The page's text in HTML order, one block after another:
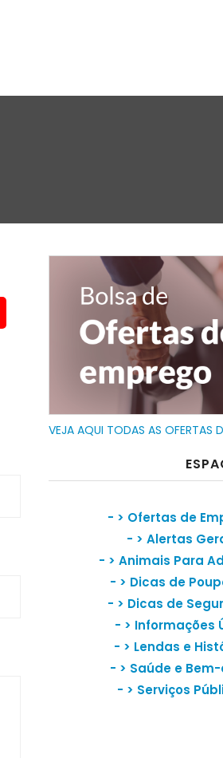
VEJA AQUI TODAS AS OFERTAS
- > Ofertas de
- > Alertas
- > Animais Para
- > Dicas de
- > Dicas de
- > Informações
- > Lendas e
- > Saúde e
- > Serviços